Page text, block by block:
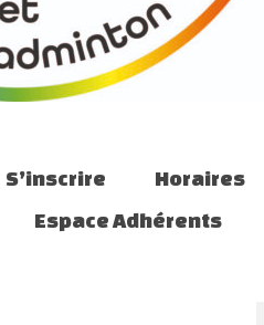
S’inscrire Horaires
Espace Adhérents